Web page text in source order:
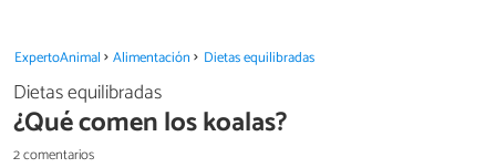
ExpertoAnimal Alimentación Dietas equilibradas
Dietas equilibradas
¿Qué comen los koalas?
2 comentarios